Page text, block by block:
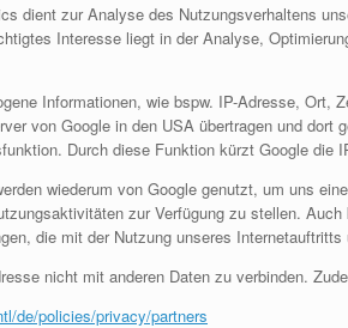
dient zur Analyse des Nutzungsverhaltens
Interesse liegt in der Analyse,
Informationen, wie bspw. IP-Adresse,
von Google in den USA übertragen und
Durch diese Funktion kürzt Google die
wiederum von Google genutzt, um uns
zur Verfügung zu stellen.
die mit der Nutzung unseres
nicht mit anderen Daten zu verbinden.
de/policies/privacy/partners